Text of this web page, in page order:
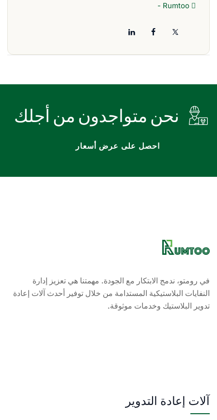
- Rumtoo
نحن متواجدون من أجلك
احصل على عرض أسعار
في رومتو، ندمج الابتكار مع الجودة. مهمتنا هي تعزيز إدارة
النفايات البلاستيكية المستدامة من خلال توفير أحدث آلات إعادة
تدوير البلاستيك وخدمات موثوقة.
آلات إعادة التدوير